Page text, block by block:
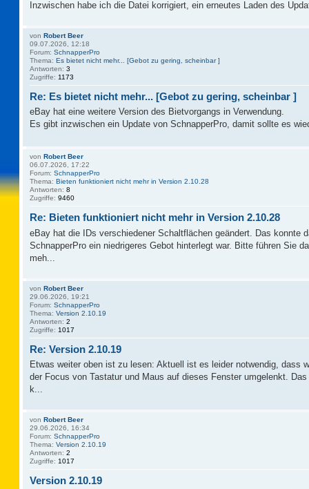
Inzwischen habe ich die Datei korrigiert, ein erneutes Laden des
von Robert Beer
09.07.2026, 12:18
Forum: SchnapperPro
Thema: Es bietet nicht mehr... [Gebot zu gering, scheinbar ]
Antworten: 3
Zugriffe: 1173
Re: Es bietet nicht mehr... [Gebot zu gering, scheinbar ]
eBay hat eine weitere Version des Bietvorgangs in Verwendung.
Es gibt inzwischen ein Update von SchnapperPro, damit sollte es
von Robert Beer
06.07.2026, 17:22
Forum: SchnapperPro
Thema: Bieten funktioniert nicht mehr in Version 2.10.28
Antworten: 8
Zugriffe: 9460
Re: Bieten funktioniert nicht mehr in Version 2.10.28
eBay hat die IDs verschiedener Schaltflächen geändert. Das konnte
SchnapperPro ein niedrigeres Gebot hinterlegt war. Bitte führen Sie
meh...
von Robert Beer
29.06.2026, 19:21
Forum: SchnapperPro
Thema: Version 2.10.19
Antworten: 2
Zugriffe: 1017
Re: Version 2.10.19
Etwas weiter oben ist zu lesen: Aktuell ist es leider notwendig, dass
der Focus von Tastatur und Maus auf dieses Fenster umgelenkt.
k...
von Robert Beer
29.06.2026, 16:34
Forum: SchnapperPro
Thema: Version 2.10.19
Antworten: 2
Zugriffe: 1017
Version 2.10.19